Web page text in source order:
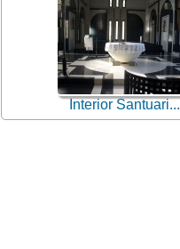
Interior Santuari...